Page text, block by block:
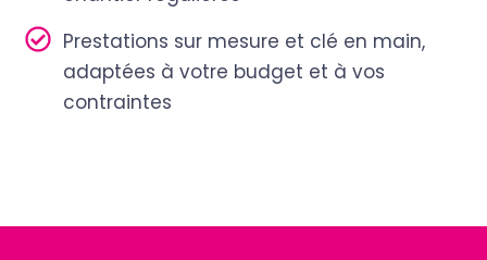
Prestations sur mesure et clé en main,
adaptées à votre budget et à vos
contraintes